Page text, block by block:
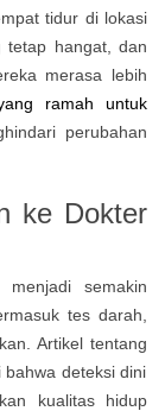
tidur di lokasi
tetap hangat, dan
merasa lebih
ramah untuk
perubahan
ke Dokter
semakin
tes darah,
Artikel tentang
deteksi dini
kualitas hidup